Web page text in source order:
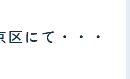
にて・・・